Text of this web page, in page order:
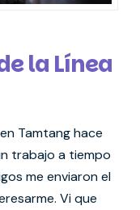
la Línea
Tamtang hace
trabajo a tiempo
me enviaron el
Vi que